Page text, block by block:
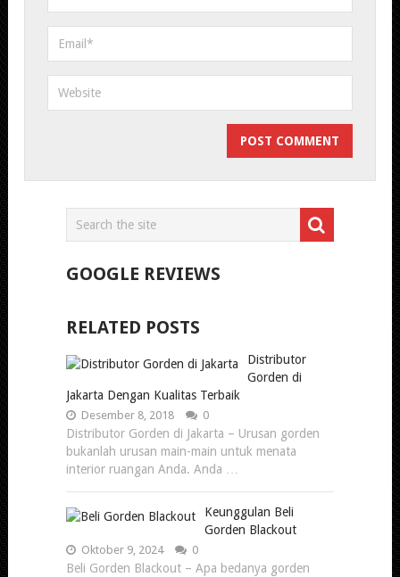
GOOGLE REVIEWS
RELATED POSTS
Distributor
Gorden di
Jakarta Dengan Kualitas Terbaik
Desember 8, 2018 0
Distributor Gorden di Jakarta – Urusan gorden
bukanlah urusan main-main untuk menata
interior ruangan Anda. Anda …
Keunggulan Beli
Gorden Blackout
Oktober 9, 2024 0
Beli Gorden Blackout – Apa bedanya gorden